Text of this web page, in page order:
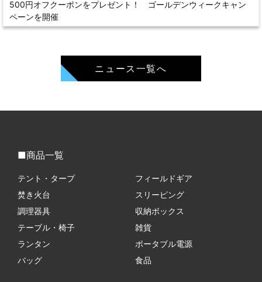
500円オフクーポンをプレゼント！ ゴールデンウィークキャン
ペーンを開催
ニュース一覧へ
商品一覧
テント・タープ
焚き火台
調理器具
テーブル・椅子
ランタン
バッグ
フィールドギア
スリーピング
収納ボックス
雑貨
ポータブル電源
食品